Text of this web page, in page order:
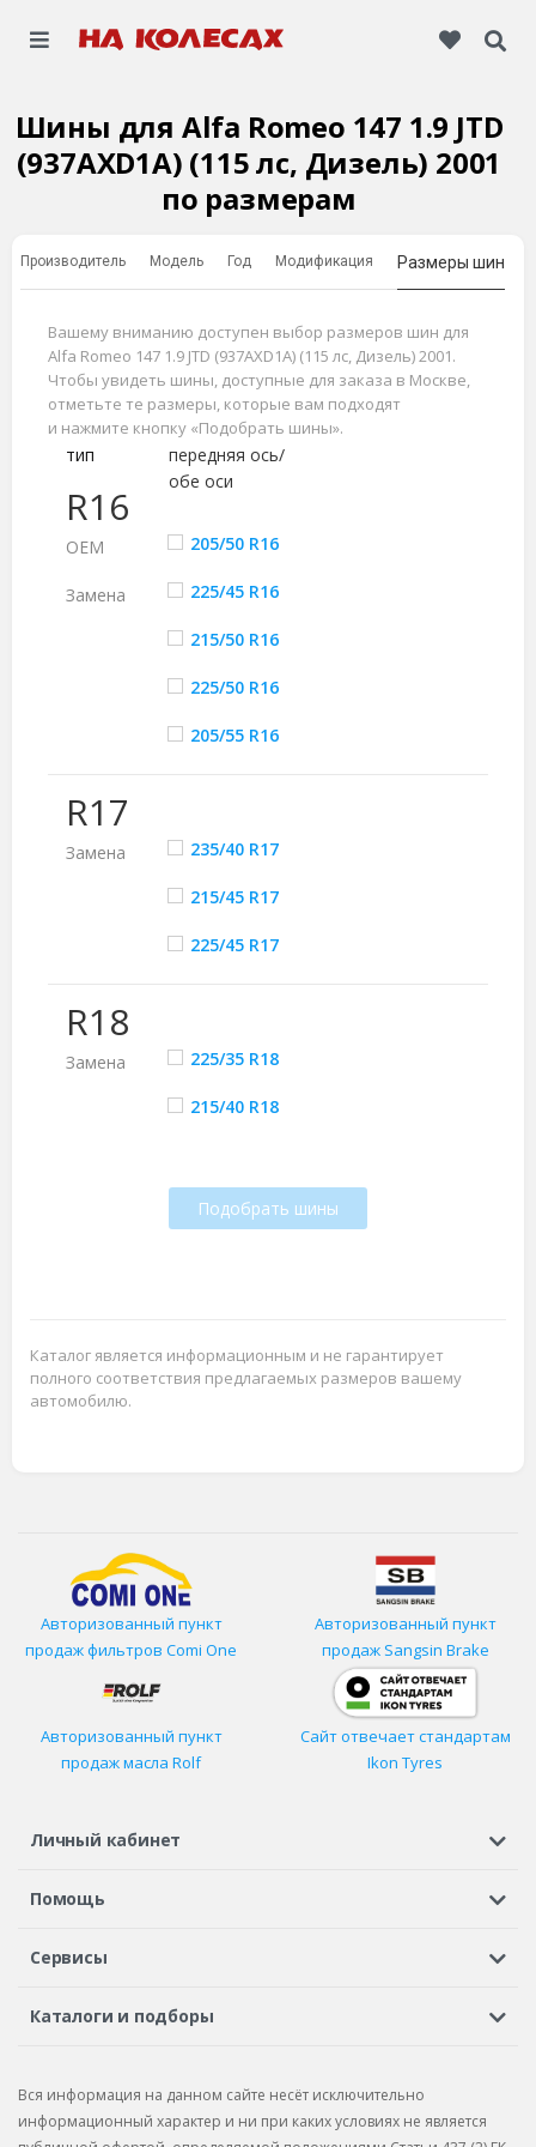
Шины для Alfa Romeo 147 1.9 JTD
(937AXD1A) (115 лс, Дизель) 2001
по размерам
Производитель Модель Год Модификация Размеры шин
Вашему вниманию доступен выбор размеров шин для
Alfa Romeo 147 1.9 JTD (937AXD1A) (115 лс, Дизель) 2001.
Чтобы увидеть шины, доступные для заказа в Москве,
отметьте те размеры, которые вам подходят
и нажмите кнопку «Подобрать шины».
R16
тип
передняя ось/
обе оси
ОЕМ 205/50 R16
Замена 225/45 R16
215/50 R16
225/50 R16
205/55 R16
R17
Замена 235/40 R17
215/45 R17
225/45 R17
R18
Замена 225/35 R18
215/40 R18
Подобрать шины
Каталог является информационным и не гарантирует
полного соответствия предлагаемых размеров вашему
автомобилю.
Авторизованный пункт
продаж фильтров Comi One
Авторизованный пункт
продаж Sangsin Brake
Авторизованный пункт
продаж масла Rolf
Сайт отвечает стандартам
Ikon Tyres
Личный кабинет
Регистрация или вход
Помощь
Шины в кредит
Сервисы
Автосервисы
Бонусная программа
Рекламации по услугам
Каталоги и подборы
Подбор запчастей
Вся информация на данном сайте несёт исключительно
информационный характер и ни при каких условиях не является